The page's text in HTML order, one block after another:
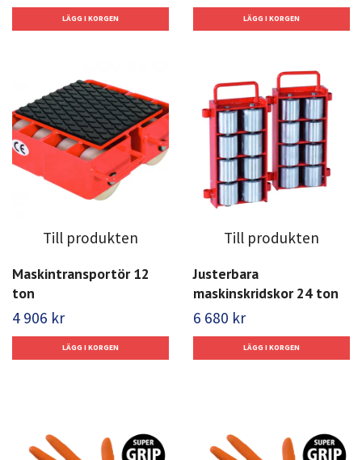
Till produkten
Maskintransportör 12
ton
4 906 kr
Till produkten
Justerbara
maskinskridskor 24 ton
6 680 kr